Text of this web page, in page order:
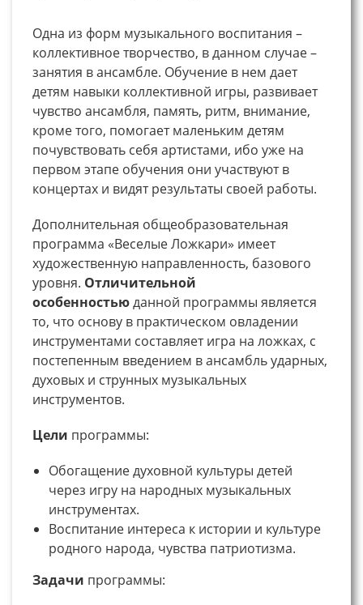
Одна из форм музыкального воспитания –
коллективное творчество, в данном случае –
занятия в ансамбле. Обучение в нем дает
детям навыки коллективной игры, развивает
чувство ансамбля, память, ритм, внимание,
кроме того, помогает маленьким детям
почувствовать себя артистами, ибо уже на
первом этапе обучения они участвуют в
концертах и видят результаты своей работы.
Дополнительная общеобразовательная
программа «Веселые Ложкари» имеет
художественную направленность, базового
уровня. Отличительной
особенностьюданной программы является
то, что основу в практическом овладении
инструментами составляет игра на ложках, с
постепенным введением в ансамбль ударных,
духовых и струнных музыкальных
инструментов.
Цели программы:
Обогащение духовной культуры детей
через игру на народных музыкальных
инструментах.
Воспитание интереса к истории и культуре
родного народа, чувства патриотизма.
Задачи программы: